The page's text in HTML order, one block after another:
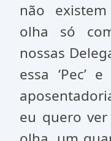
não
olha só
nossas
essa ‘Pec’
eu quero